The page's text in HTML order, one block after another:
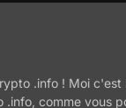
.info ! Moi
comme vous